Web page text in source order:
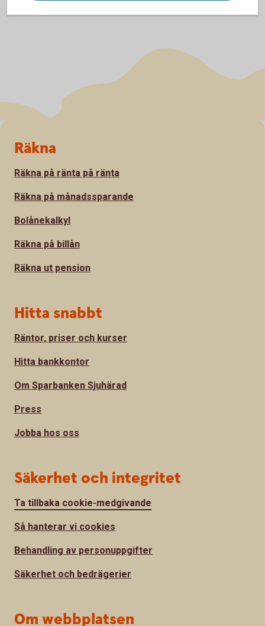
Sidfot
Räkna
Räkna på ränta på ränta
Räkna på månadssparande
Bolånekalkyl
Räkna på billån
Räkna ut pension
Hitta snabbt
Räntor, priser och kurser
Hitta bankkontor
Om Sparbanken Sjuhärad
Press
Jobba hos oss
Säkerhet och integritet
Ta tillbaka cookie-medgivande
Så hanterar vi cookies
Behandling av personuppgifter
Säkerhet och bedrägerier
Om webbplatsen